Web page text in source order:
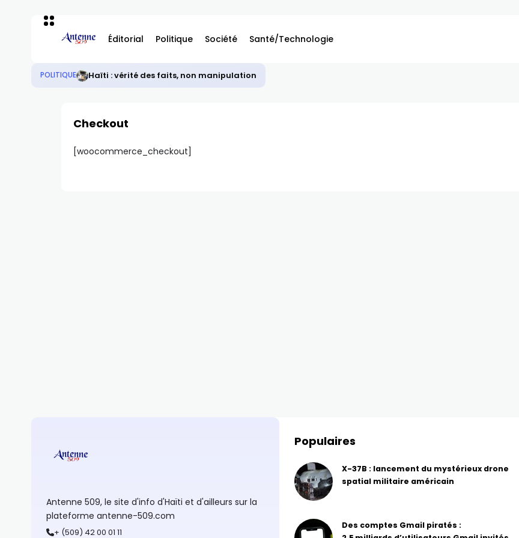
Éditorial Politique Société Santé/Technologie
POLITIQUE Haïti : vérité des faits, non manipulation
Checkout
[woocommerce_checkout]
Antenne 509, le site d'info d'Haïti et d'ailleurs sur la
plateforme antenne-509.com
+ (509) 42 00 01 11
Populaires
X-37B : lancement du mystérieux drone
spatial militaire américain
Des comptes Gmail piratés :